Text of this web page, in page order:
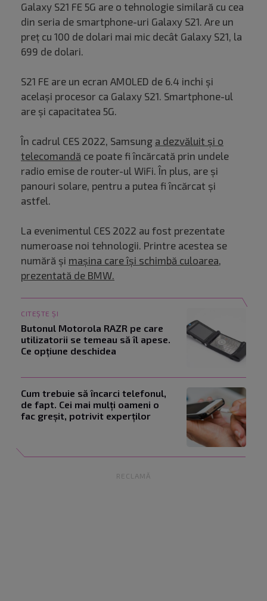
Galaxy S21 FE 5G are o tehnologie similară cu cea
din seria de smartphone-uri Galaxy S21. Are un
preț cu 100 de dolari mai mic decât Galaxy S21, la
699 de dolari.
S21 FE are un ecran AMOLED de 6.4 inchi și
același procesor ca Galaxy S21. Smartphone-ul
are și capacitatea 5G.
În cadrul CES 2022, Samsung a dezvăluit și o
telecomandă ce poate fi încărcată prin undele
radio emise de router-ul WiFi. În plus, are și
panouri solare, pentru a putea fi încărcat și
astfel.
La evenimentul CES 2022 au fost prezentate
numeroase noi tehnologii. Printre acestea se
numără și mașina care își schimbă culoarea,
prezentată de BMW.
CITEȘTE ȘI
Butonul Motorola RAZR pe care
utilizatorii se temeau să îl apese.
Ce opțiune deschidea
Cum trebuie să încarci telefonul,
de fapt. Cei mai mulți oameni o
fac greșit, potrivit experților
RECLAMĂ